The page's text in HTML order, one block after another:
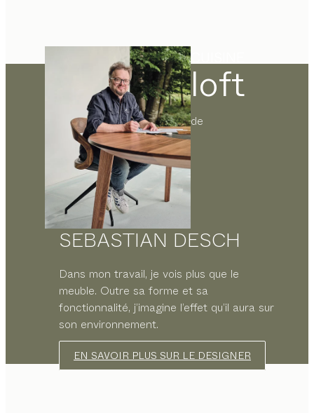
loft
de
SEBASTIAN DESCH
Dans mon travail, je vois plus que le
meuble. Outre sa forme et sa
fonctionnalité, j’imagine l’effet qu’il aura sur
son environnement.
EN SAVOIR PLUS SUR LE DESIGNER